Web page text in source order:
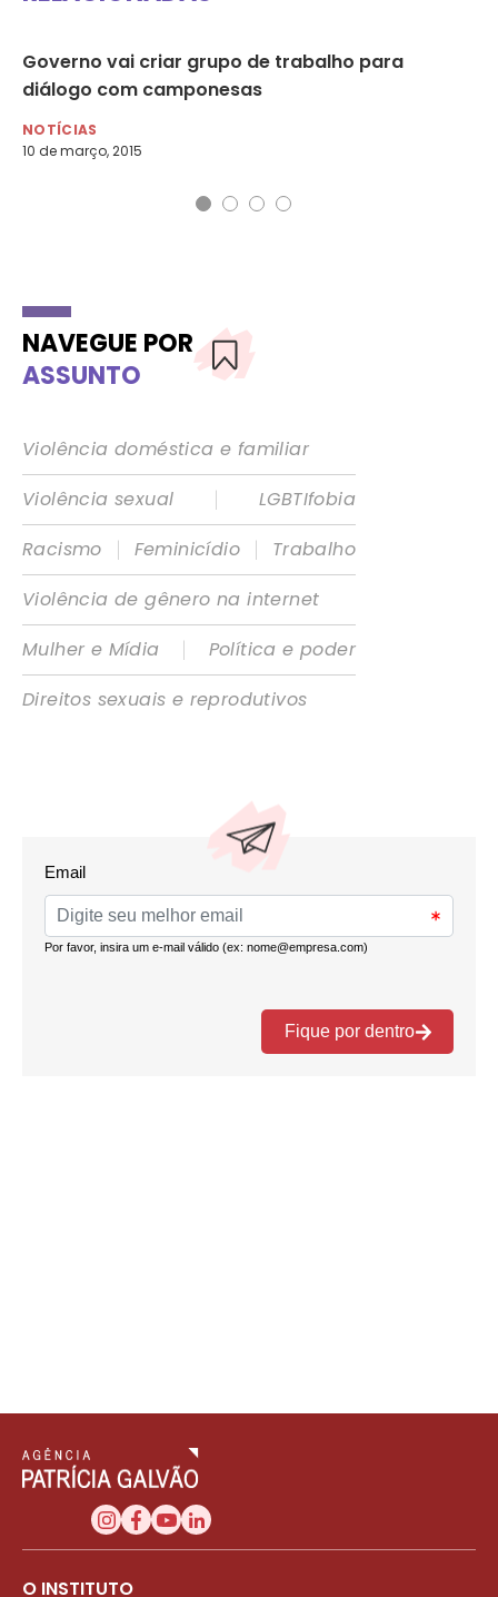
Governo vai criar grupo de trabalho para
diálogo com camponesas
NOTÍCIAS
10 de março, 2015
NAVEGUE POR
ASSUNTO
Violência doméstica e familiar
Violência sexual
|
LGBTIfobia
Racismo
| Feminicídio |
Trabalho
Violência de gênero na internet
Mulher e Mídia
|
Política e poder
Direitos sexuais e reprodutivos
O INSTITUTO